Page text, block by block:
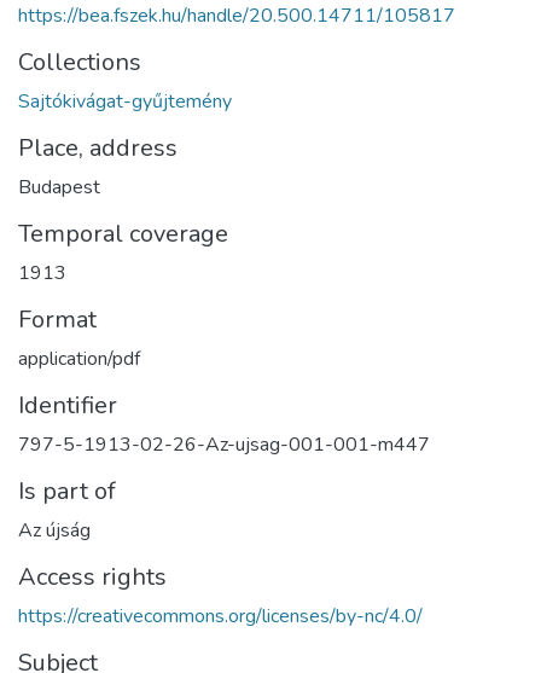
https://bea.fszek.hu/handle/20.500.14711/105817
Collections
Sajtókivágat-gyűjtemény
Place, address
Budapest
Temporal coverage
1913
Format
application/pdf
Identifier
797-5-1913-02-26-Az-ujsag-001-001-m447
Is part of
Az újság
Access rights
https://creativecommons.org/licenses/by-nc/4.0/
Subject